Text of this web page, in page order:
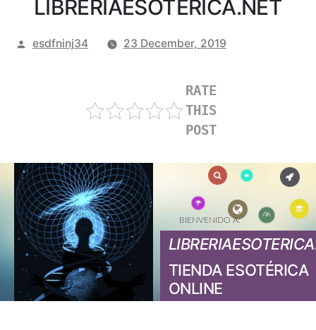
LIBRERIAESOTERICA.NET
Posted
esdfninj34 23 December, 2019
RATE
THIS
POST
TIENDA ESOTÉRICA
ONLINE
BIENVENIDO A: